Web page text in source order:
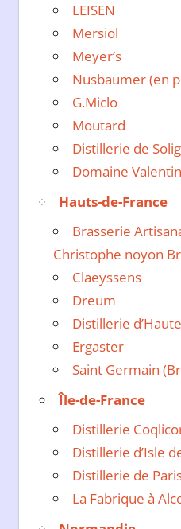
LEISEN
Mersiol
Meyer’s
Nusbaumer (en
G.Miclo
Moutard
Distillerie de
Domaine
Hauts-de-France
Brasserie
Christophe noyon
Claeyssens
Dreum
Distillerie
Ergaster
Saint Germain
Île-de-France
Distillerie
Distillerie d’Isle
Distillerie de
La Fabrique à